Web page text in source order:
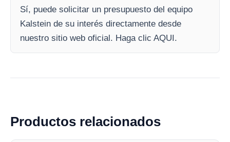
Sí, puede solicitar un presupuesto del equipo
Kalstein de su interés directamente desde
nuestro sitio web oficial. Haga clic AQUI.
Productos relacionados